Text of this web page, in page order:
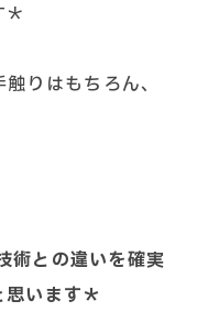
りはもちろん、
術との違いを確実
います＊